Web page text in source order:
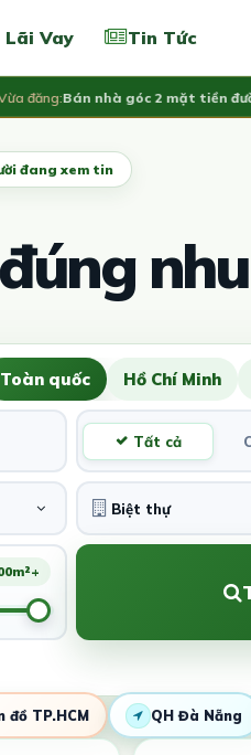
Lãi Vay Tin Tức
Bán nhà góc 2 mặt tiền đường
đang xem tin
Toàn quốc Hồ Chí Minh
Tất cả
đồ TP.HCM QH Đà Nẵng